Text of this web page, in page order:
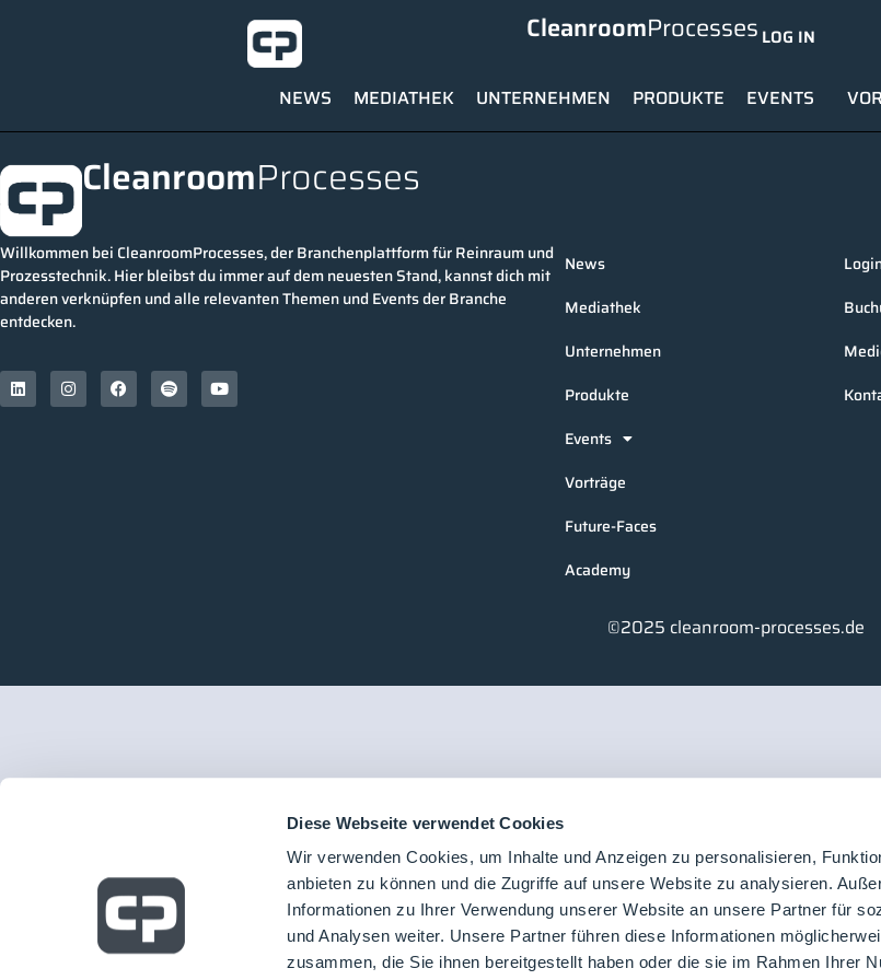
Diese Webseite verwendet Cookies
Wir verwenden Cookies, um Inhalte und Anzeigen zu personalisieren,
anbieten zu können und die Zugriffe auf unsere Website zu analysieren.
Informationen zu Ihrer Verwendung unserer Website an unsere Partner für
und Analysen weiter. Unsere Partner führen diese Informationen
zusammen, die Sie ihnen bereitgestellt haben oder die sie im Rahmen Ihrer
CleanroomProcesses LOG IN
NEWS MEDIATHEK UNTERNEHMEN PRODUKTE EVENTS
CleanroomProcesses
Willkommen bei CleanroomProcesses, der Branchenplattform für Reinraum und
Prozesstechnik. Hier bleibst du immer auf dem neuesten Stand, kannst dich mit
anderen verknüpfen und alle relevanten Themen und Events der Branche
entdecken.
News
Mediathek
Unternehmen
Produkte
Events
Vorträge
Future-Faces
Academy
©2025 cleanroom-processes.de